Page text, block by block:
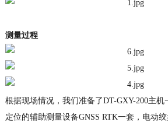
测量过程
根据现场情况，我们准备了DT-GXY-200主
定位的辅助测量设备GNSS RTK一套，电动